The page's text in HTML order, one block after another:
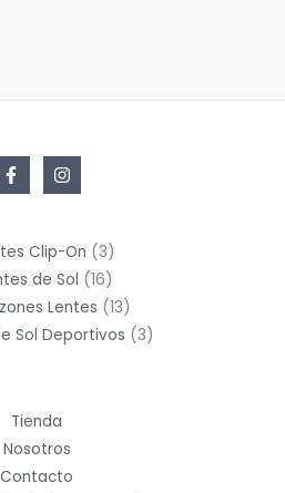
Clip-On 33
productos
de Sol 1616
productos
Lentes 1313
productos
Sol Deportivos 33
Tienda
Nosotros
Contacto